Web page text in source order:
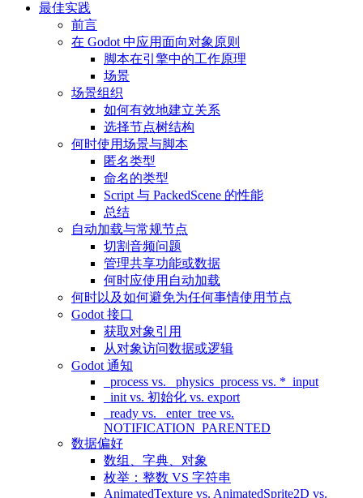
最佳实践
前言
在 Godot 中应用面向对象原则
脚本在引擎中的工作原理
场景
场景组织
如何有效地建立关系
选择节点树结构
何时使用场景与脚本
匿名类型
命名的类型
Script 与 PackedScene 的性能
总结
自动加载与常规节点
切割音频问题
管理共享功能或数据
何时应使用自动加载
何时以及如何避免为任何事情使用节点
Godot 接口
获取对象引用
从对象访问数据或逻辑
Godot 通知
_process vs. _physics_process vs. *_input
_init vs. 初始化 vs. export
_ready vs. _enter_tree vs.
NOTIFICATION_PARENTED
数据偏好
数组、字典、对象
枚举：整数 VS 字符串
AnimatedTexture vs. AnimatedSprite2D vs.